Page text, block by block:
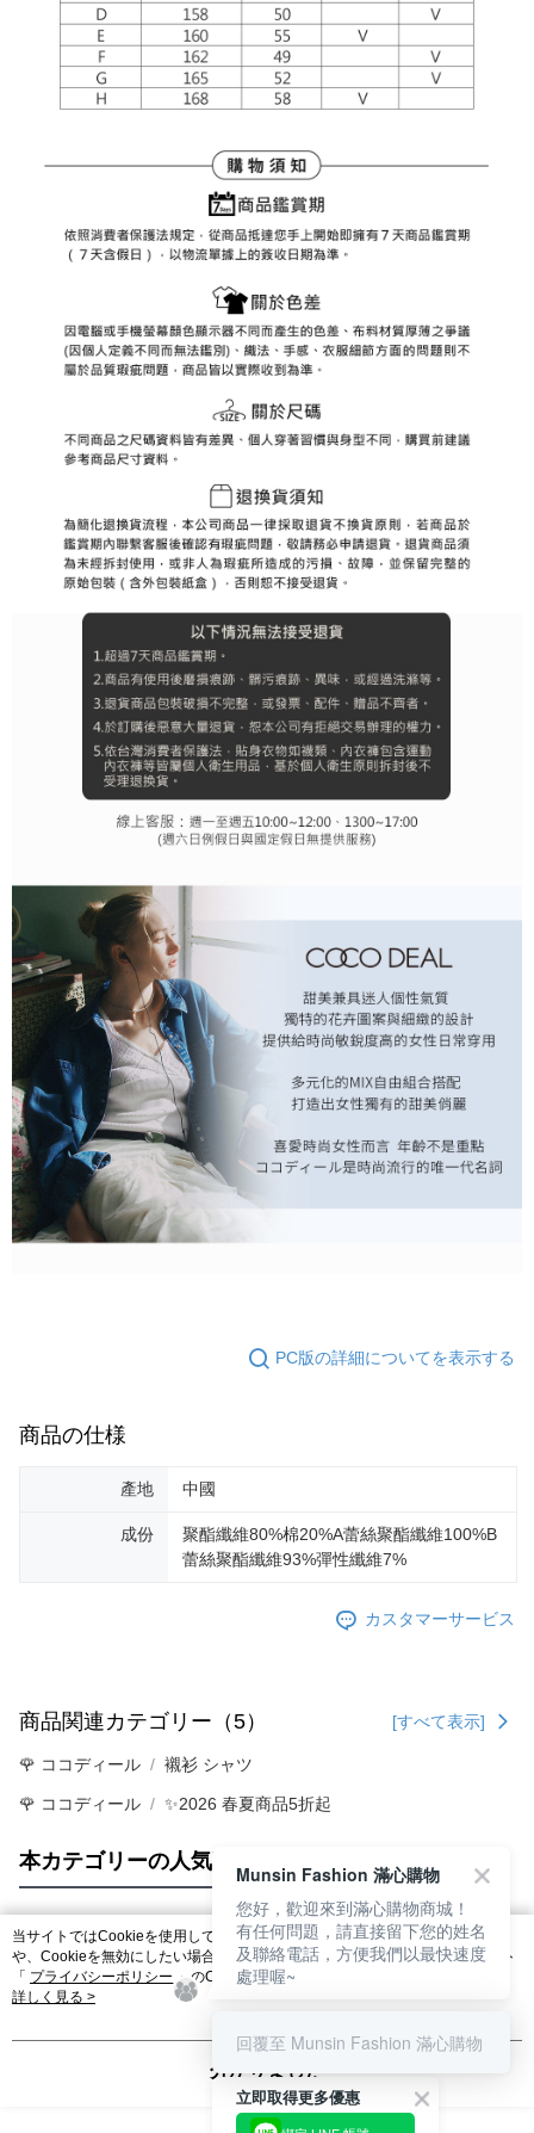
PC版の詳細についてを表示する
商品の仕様
產地 中國
成份
聚酯纖維80%棉20%A蕾絲聚酯纖維100%B
蕾絲聚酯纖維93%彈性纖維7%
カスタマーサービス
商品関連カテゴリー（5） [すべて表示]
🌹 ココディール 襯衫 シャツ
🌹 ココディール ✨2026 春夏商品5折起
本カテゴリーの人気商品 サイト全体のランキング
人気タグ
当サイトではCookieを使用しています。当サイトのCookie使用に関する詳細
や、Cookieを無効にしたい場合のブラウザでの設定方法については、当サイト
「 プライバシーポリシー 」のCookieポリシーをご参照ください。お客さま
が、当サイトを引き続き使用される場合、当社がサイト利用規約のCookieポリ
詳しく見る >
分かりました
立即取得更多優惠
Munsin Fashion 滿心購物
您好，歡迎來到滿心購物商城！
有任何問題，請直接留下您的姓名
及聯絡電話，方便我們以最快速度
處理喔~
回覆至 Munsin Fashion 滿心購物